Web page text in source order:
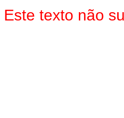
Este texto não